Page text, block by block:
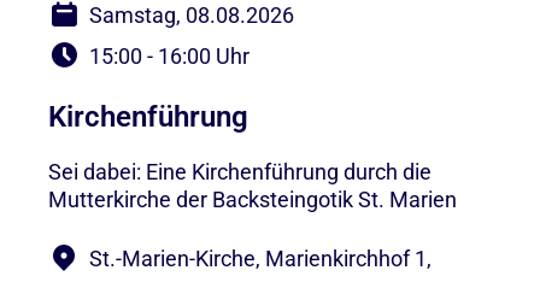
Samstag, 08.08.2026
15:00 - 16:00 Uhr
Kirchenführung
Sei dabei: Eine Kirchenführung durch die
Mutterkirche der Backsteingotik St. Marien
St.-Marien-Kirche, Marienkirchhof 1,